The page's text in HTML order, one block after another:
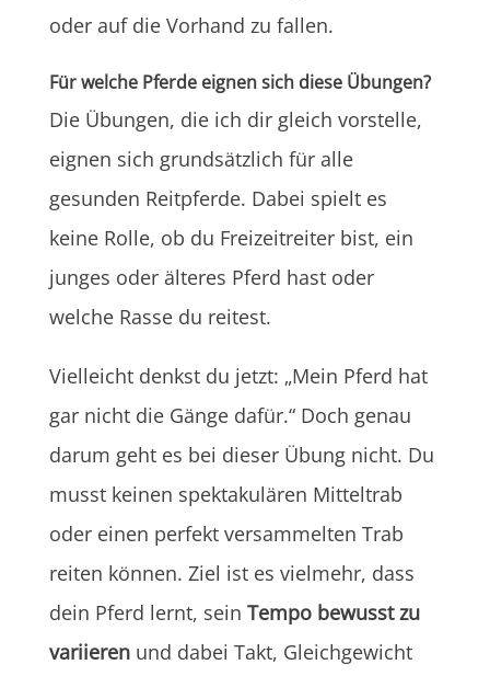
oder auf die Vorhand zu fallen.
Für welche Pferde eignen sich diese Übungen?
Die Übungen, die ich dir gleich vorstelle,
eignen sich grundsätzlich für alle
gesunden Reitpferde. Dabei spielt es
keine Rolle, ob du Freizeitreiter bist, ein
junges oder älteres Pferd hast oder
welche Rasse du reitest.
Vielleicht denkst du jetzt: „Mein Pferd hat
gar nicht die Gänge dafür.“ Doch genau
darum geht es bei dieser Übung nicht. Du
musst keinen spektakulären Mitteltrab
oder einen perfekt versammelten Trab
reiten können. Ziel ist es vielmehr, dass
dein Pferd lernt, sein Tempo bewusst zu
variierenund dabei Takt, Gleichgewicht